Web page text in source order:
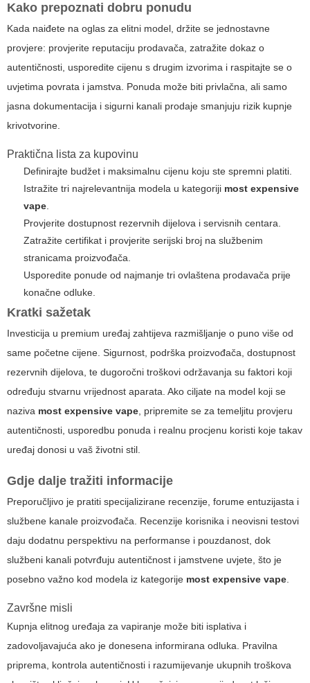
Kako prepoznati dobru ponudu
Kada naiđete na oglas za elitni model, držite se jednostavne
provjere: provjerite reputaciju prodavača, zatražite dokaz o
autentičnosti, usporedite cijenu s drugim izvorima i raspitajte se o
uvjetima povrata i jamstva. Ponuda može biti privlačna, ali samo
jasna dokumentacija i sigurni kanali prodaje smanjuju rizik kupnje
krivotvorine.
Praktična lista za kupovinu
Definirajte budžet i maksimalnu cijenu koju ste spremni platiti.
Istražite tri najrelevantnija modela u kategoriji most expensive
vape.
Provjerite dostupnost rezervnih dijelova i servisnih centara.
Zatražite certifikat i provjerite serijski broj na službenim
stranicama proizvođača.
Usporedite ponude od najmanje tri ovlaštena prodavača prije
konačne odluke.
Kratki sažetak
Investicija u premium uređaj zahtijeva razmišljanje o puno više od
same početne cijene. Sigurnost, podrška proizvođača, dostupnost
rezervnih dijelova, te dugoročni troškovi održavanja su faktori koji
određuju stvarnu vrijednost aparata. Ako ciljate na model koji se
naziva most expensive vape, pripremite se za temeljitu provjeru
autentičnosti, usporedbu ponuda i realnu procjenu koristi koje takav
uređaj donosi u vaš životni stil.
Gdje dalje tražiti informacije
Preporučljivo je pratiti specijalizirane recenzije, forume entuzijasta i
službene kanale proizvođača. Recenzije korisnika i neovisni testovi
daju dodatnu perspektivu na performanse i pouzdanost, dok
službeni kanali potvrđuju autentičnost i jamstvene uvjete, što je
posebno važno kod modela iz kategorije most expensive vape.
Završne misli
Kupnja elitnog uređaja za vapiranje može biti isplativa i
zadovoljavajuća ako je donesena informirana odluka. Pravilna
priprema, kontrola autentičnosti i razumijevanje ukupnih troškova